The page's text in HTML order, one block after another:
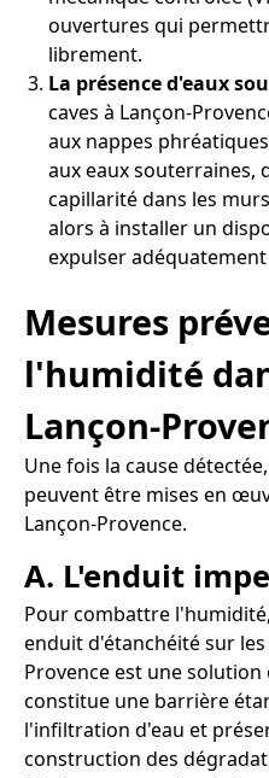
ouvertures qui
librement.
La présence d'eaux
caves à Lançon-
aux nappes
aux eaux souterraines,
capillarité dans les
alors à installer un
expulser
Mesures
l'humidité
Lançon-
Une fois la cause
peuvent être mises en
Lançon-Provence.
A. L'enduit
Pour combattre
enduit d'étanchéité sur
Provence est une solution
constitue une barrière
l'infiltration d'eau et
construction des